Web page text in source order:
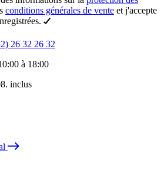
conditions générales de vente et j'accepte
26 32 26 32
à 18:00
inclus